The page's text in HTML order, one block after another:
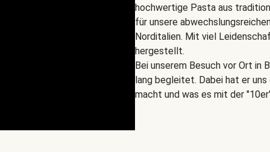
hochwertige Pasta aus
für unsere
Norditalien. Mit viel
hergestellt.
Bei unserem Besuch vor Ort in
lang begleitet. Dabei hat er
macht und was es mit der